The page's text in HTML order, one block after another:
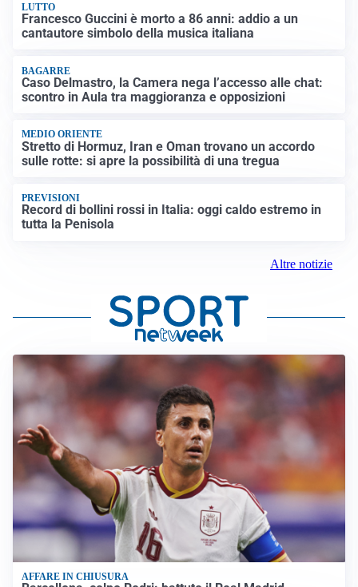
LUTTO
Francesco Guccini è morto a 86 anni: addio a un
cantautore simbolo della musica italiana
BAGARRE
Caso Delmastro, la Camera nega l’accesso alle chat:
scontro in Aula tra maggioranza e opposizioni
MEDIO ORIENTE
Stretto di Hormuz, Iran e Oman trovano un accordo
sulle rotte: si apre la possibilità di una tregua
PREVISIONI
Record di bollini rossi in Italia: oggi caldo estremo in
tutta la Penisola
Altre notizie
AFFARE IN CHIUSURA